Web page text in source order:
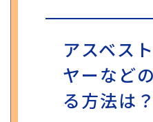
アスベス
ヤーなど
る方法は？